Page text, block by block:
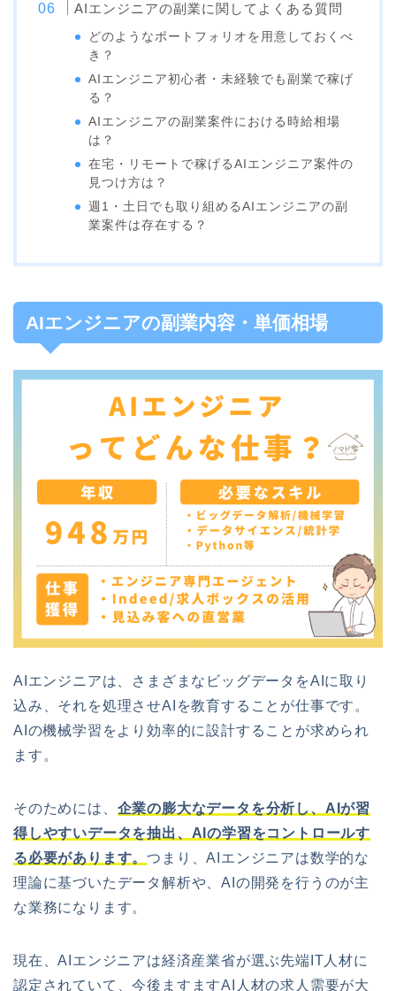
AIエンジニアの副業に関してよくある質問
どのようなポートフォリオを用意しておくべ
き？
AIエンジニア初心者・未経験でも副業で稼げ
る？
AIエンジニアの副業案件における時給相場
は？
在宅・リモートで稼げるAIエンジニア案件の
見つけ方は？
週1・土日でも取り組めるAIエンジニアの副
業案件は存在する？
AIエンジニアの副業内容・単価相場
AIエンジニアは、さまざまなビッグデータをAIに取り
込み、それを処理させAIを教育することが仕事です。
AIの機械学習をより効率的に設計することが求められ
ます。
そのためには、 企業の膨大なデータを分析し、AIが習
得しやすいデータを抽出、AIの学習をコントロールす
る必要があります。つまり、AIエンジニアは数学的な
理論に基づいたデータ解析や、AIの開発を行うのが主
な業務になります。
現在、AIエンジニアは経済産業省が選ぶ先端IT人材に
認定されていて、今後ますますAI人材の求人需要が大